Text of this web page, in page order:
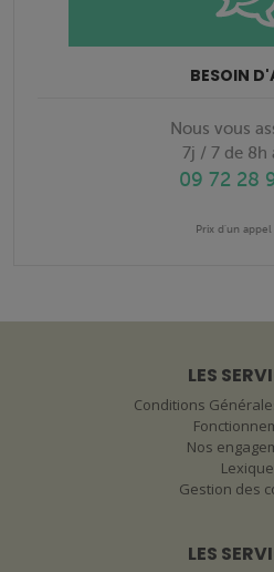
BESOIN
Nous vous
7j / 7 de 8h
09 72 28
Prix d'un appel
LES
Conditions
Nos
Lexique
Gestion des
LES